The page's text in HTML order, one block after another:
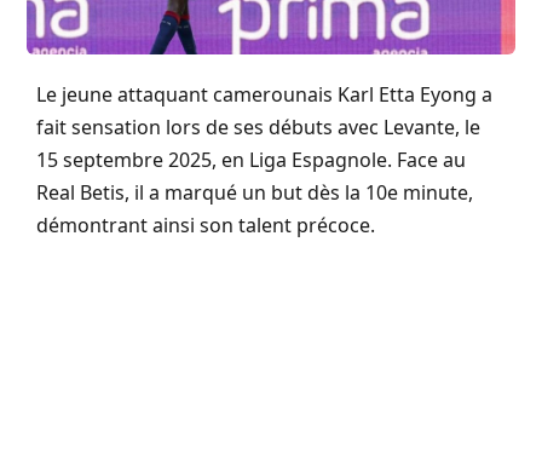
Le jeune attaquant camerounais Karl Etta Eyong a
fait sensation lors de ses débuts avec Levante, le
15 septembre 2025, en Liga Espagnole. Face au
Real Betis, il a marqué un but dès la 10e minute,
démontrant ainsi son talent précoce.